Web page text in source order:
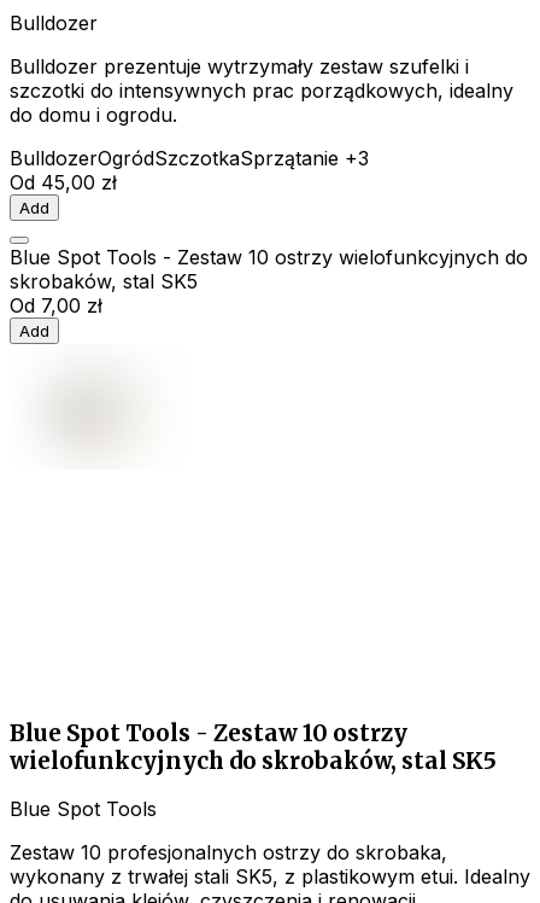
Bulldozer
Bulldozer prezentuje wytrzymały zestaw szufelki i
szczotki do intensywnych prac porządkowych, idealny
do domu i ogrodu.
BulldozerOgródSzczotkaSprzątanie +3
Od 45,00 zł
Add
Blue Spot Tools - Zestaw 10 ostrzy wielofunkcyjnych do
skrobaków, stal SK5
Od 7,00 zł
Add
Blue Spot Tools - Zestaw 10 ostrzy
wielofunkcyjnych do skrobaków, stal SK5
Blue Spot Tools
Zestaw 10 profesjonalnych ostrzy do skrobaka,
wykonany z trwałej stali SK5, z plastikowym etui. Idealny